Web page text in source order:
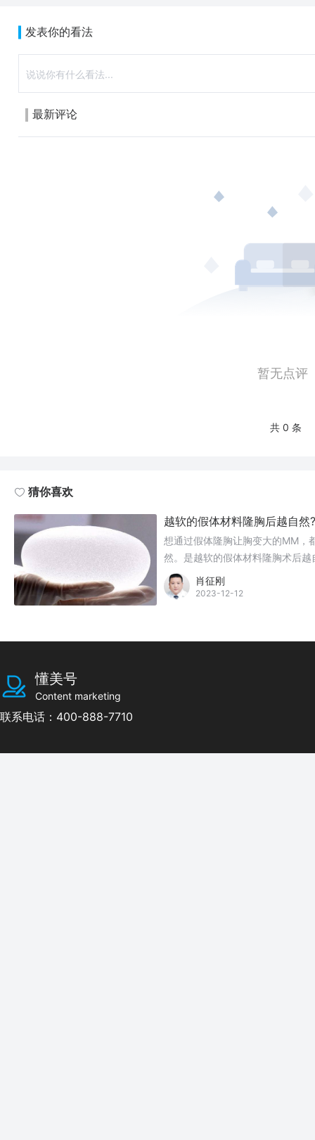
发表你的看法
最新评论
暂无点评
共 0 条
猜你喜欢
越软的假体材料隆胸后越自然
想通过假体隆胸让胸变大的MM，
然。是越软的假体材料隆胸术后越
肖征刚
2023-12-12
懂美号
Content marketing
联系电话：400-888-7710